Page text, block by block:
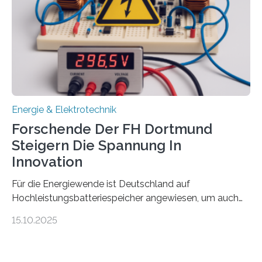
Gewinnerinnen der aktuellen Förderrunde des
Bayerischen Wissenschaftsministeriums. Im
Mittelpunkt steht der direkte Wissenstransfer: Neue
wissenschaftliche Erkenntnisse sollen rasch in die
Energie & Elektrotechnik
Forschende Der FH Dortmund
Steigern Die Spannung In
Innovation
Für die Energiewende ist Deutschland auf
Hochleistungsbatteriespeicher angewiesen, um auch
Doch mit der immensen Zahl einzelner Batteriezellen,
15.10.2025